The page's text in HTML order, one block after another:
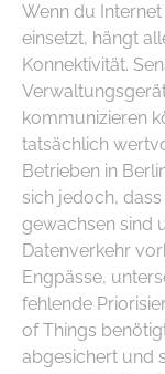
Wenn du
einsetzt, hängt
Konnektivität.
kommunizieren
tatsächlich
Betrieben in
sich jedoch,
gewachsen sind
Datenverkehr
Engpässe,
fehlende
of Things
abgesichert und